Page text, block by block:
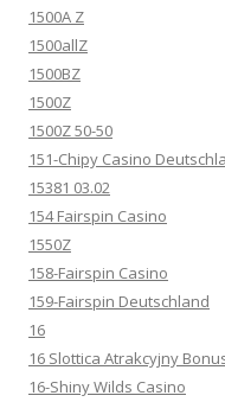
1500A Z
1500allZ
1500BZ
1500Z
1500Z 50-50
151-Chipy Casino
15381 03.02
154 Fairspin Casino
1550Z
158-Fairspin Casino
159-Fairspin Deutschland
16
16 Slottica Atrakcyjny
16-Shiny Wilds Casino